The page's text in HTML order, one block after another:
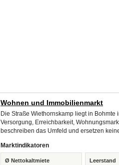
Wohnen und Immobilienmarkt
Die Straße Wiethornskamp liegt in
Versorgung, Erreichbarkeit,
beschreiben das Umfeld und ersetzen
Marktindikatoren
Ø Nettokaltmiete Leerstand